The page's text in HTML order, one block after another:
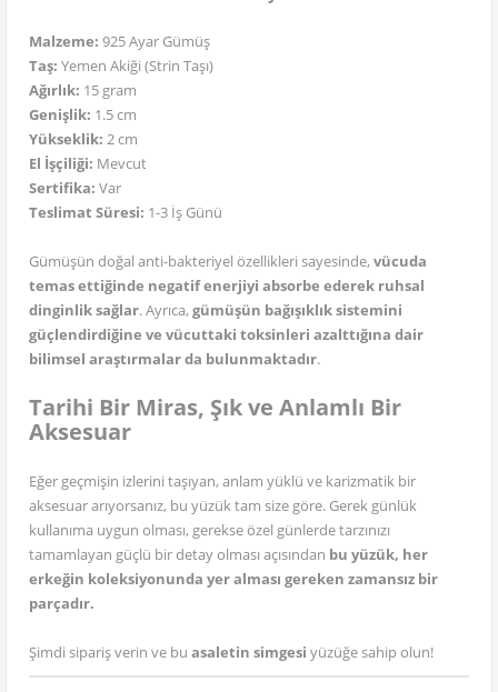
Malzeme: 925 Ayar Gümüş
Taş: Yemen Akiği (Strin Taşı)
Ağırlık: 15 gram
Genişlik: 1.5 cm
Yükseklik: 2 cm
El İşçiliği: Mevcut
Sertifika: Var
Teslimat Süresi: 1-3 İş Günü
Gümüşün doğal anti-bakteriyel özellikleri sayesinde, vücuda
temas ettiğinde negatif enerjiyi absorbe ederek ruhsal
dinginlik sağlar. Ayrıca, gümüşün bağışıklık sistemini
güçlendirdiğine ve vücuttaki toksinleri azalttığına dair
bilimsel araştırmalar da bulunmaktadır.
Tarihi Bir Miras, Şık ve Anlamlı Bir
Aksesuar
Eğer geçmişin izlerini taşıyan, anlam yüklü ve karizmatik bir
aksesuar arıyorsanız, bu yüzük tam size göre. Gerek günlük
kullanıma uygun olması, gerekse özel günlerde tarzınızı
tamamlayan güçlü bir detay olması açısından bu yüzük, her
erkeğin koleksiyonunda yer alması gereken zamansız bir
parçadır.
Şimdi sipariş verin ve bu asaletin simgesi yüzüğe sahip olun!